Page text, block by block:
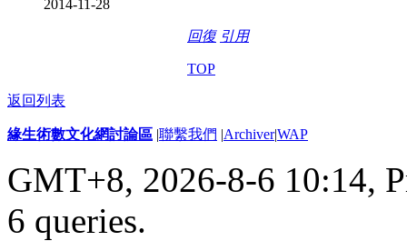
2014-11-28
回復 引用
TOP
返回列表
緣生術數文化網討論區 |聯繫我們 |Archiver|WAP
GMT+8, 2026-8-6 10:14,
6 queries.